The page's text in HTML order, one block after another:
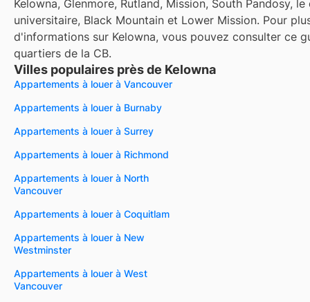
Kelowna, Glenmore, Rutland, Mission, South Pandosy,
universitaire, Black Mountain et Lower Mission. Pour
d'informations sur Kelowna, vous pouvez consulter ce
quartiers de la CB.
Villes populaires près de Kelowna
Appartements à louer à Vancouver
Appartements à louer à Burnaby
Appartements à louer à Surrey
Appartements à louer à Richmond
Appartements à louer à North
Vancouver
Appartements à louer à Coquitlam
Appartements à louer à New
Westminster
Appartements à louer à West
Vancouver